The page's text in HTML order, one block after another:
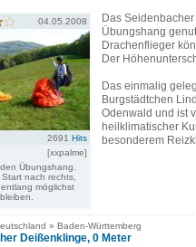
04.05.2008
2691 Hits
[xxpalme]
Übungshang.
nach rechts,
möglichst
Das
Übungshang
Drachenflieger
Der
Das einmalig
Burgstädtchen
Odenwald und ist
heilklimatischer
besonderem
» Baden-Württemberg
Deißenklinge, 0 Meter